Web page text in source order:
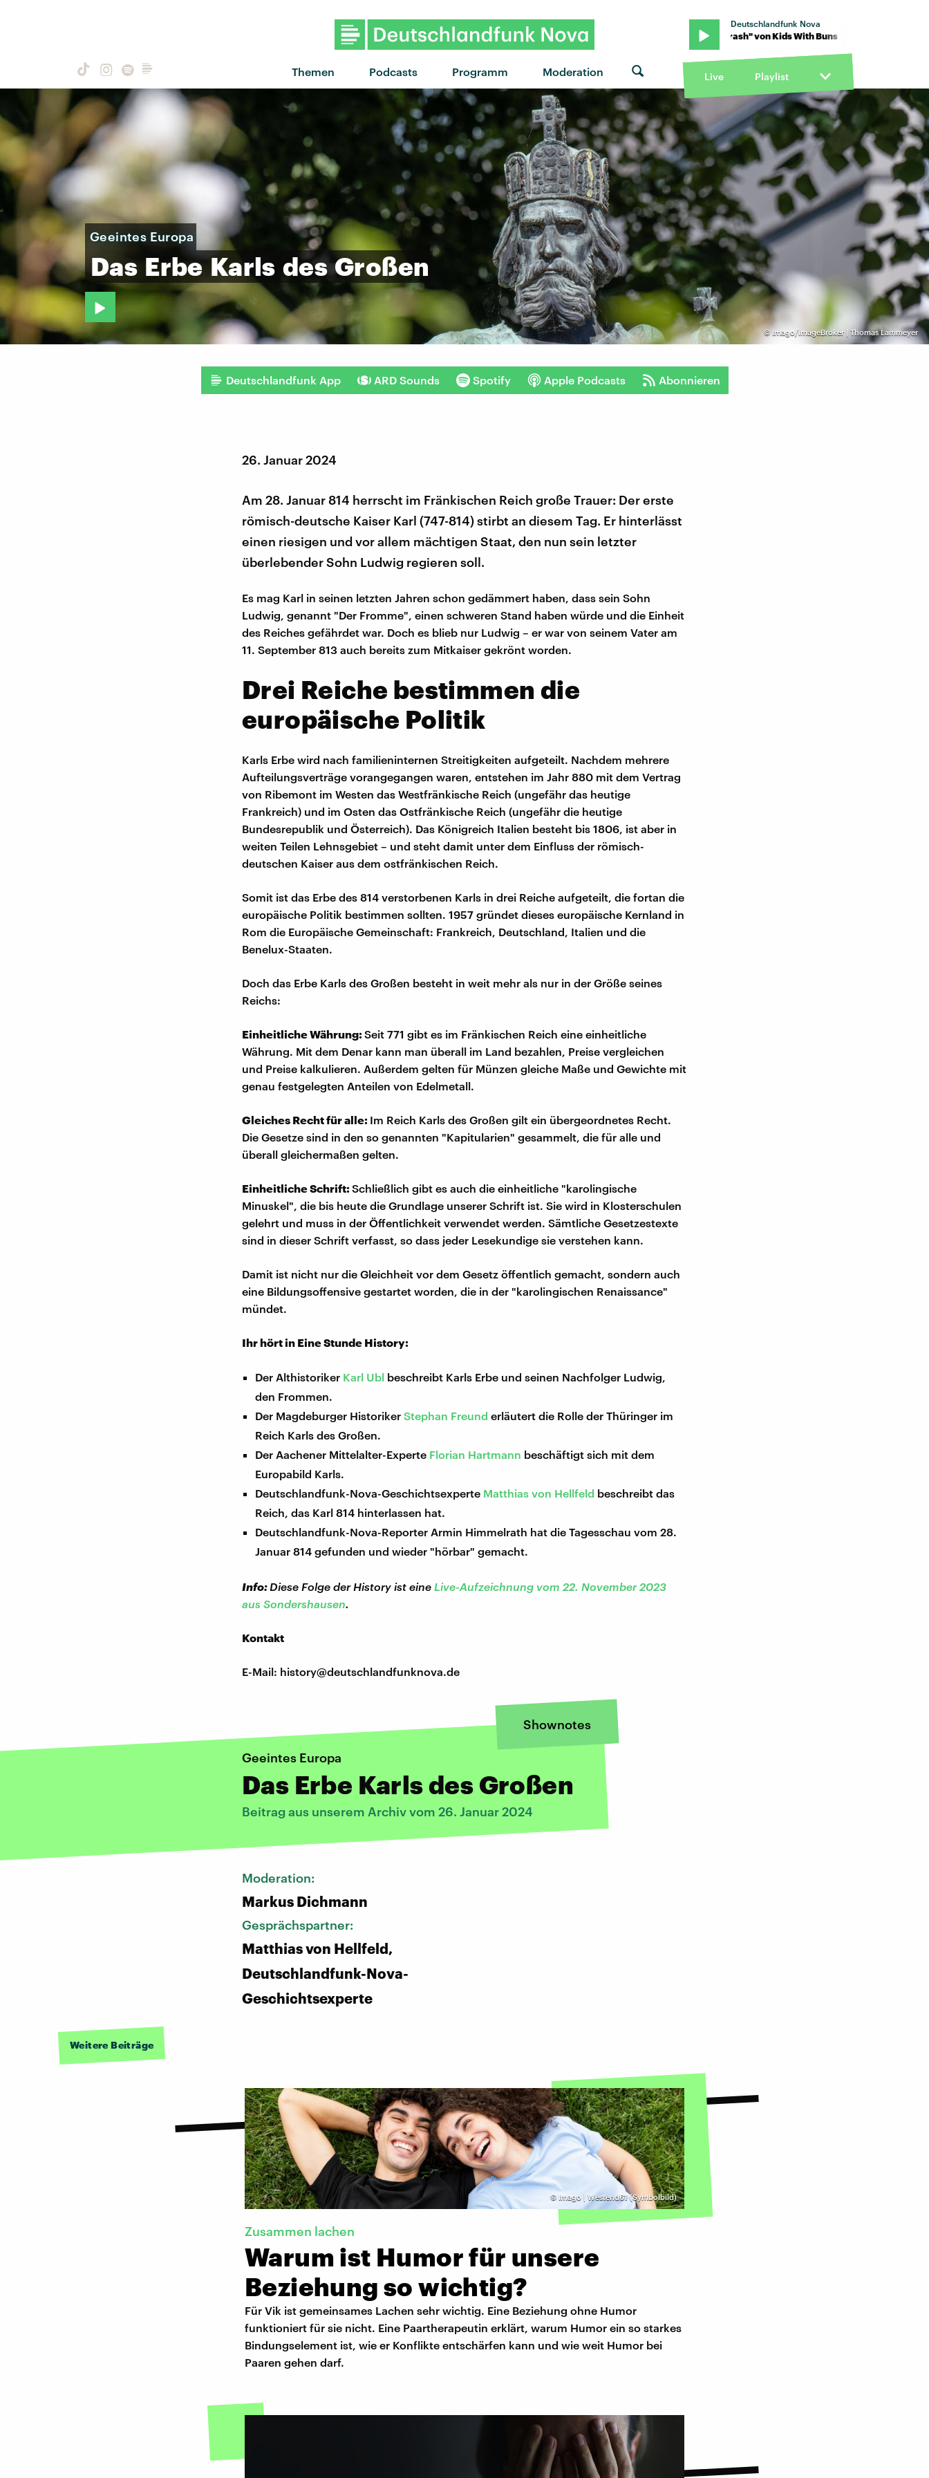
Themen Podcasts Programm Moderation
Deutschlandfunk Nova
"car crash" von Kids With Buns · "car crash" von Kids With Buns · "car crash" von Kids With Buns
Live Playlist
©Imago/imageBroker | Thomas Lammeyer
Geeintes Europa
Das Erbe Karls des Großen
Deutschlandfunk App ARD Sounds Spotify Apple Podcasts Abonnieren
26. Januar 2024
Am 28. Januar 814 herrscht im Fränkischen Reich große Trauer: Der erste
römisch-deutsche Kaiser Karl (747-814) stirbt an diesem Tag. Er hinterlässt
einen riesigen und vor allem mächtigen Staat, den nun sein letzter
überlebender Sohn Ludwig regieren soll.
Es mag Karl in seinen letzten Jahren schon gedämmert haben, dass sein Sohn
Ludwig, genannt "Der Fromme", einen schweren Stand haben würde und die Einheit
des Reiches gefährdet war. Doch es blieb nur Ludwig – er war von seinem Vater am
11. September 813 auch bereits zum Mitkaiser gekrönt worden.
Drei Reiche bestimmen die
europäische Politik
Karls Erbe wird nach familieninternen Streitigkeiten aufgeteilt. Nachdem mehrere
Aufteilungsverträge vorangegangen waren, entstehen im Jahr 880 mit dem Vertrag
von Ribemont im Westen das Westfränkische Reich (ungefähr das heutige
Frankreich) und im Osten das Ostfränkische Reich (ungefähr die heutige
Bundesrepublik und Österreich). Das Königreich Italien besteht bis 1806, ist aber in
weiten Teilen Lehnsgebiet – und steht damit unter dem Einfluss der römisch-
deutschen Kaiser aus dem ostfränkischen Reich.
Somit ist das Erbe des 814 verstorbenen Karls in drei Reiche aufgeteilt, die fortan die
europäische Politik bestimmen sollten. 1957 gründet dieses europäische Kernland in
Rom die Europäische Gemeinschaft: Frankreich, Deutschland, Italien und die
Benelux-Staaten.
Doch das Erbe Karls des Großen besteht in weit mehr als nur in der Größe seines
Reichs:
Einheitliche Währung:Seit 771 gibt es im Fränkischen Reich eine einheitliche
Währung. Mit dem Denar kann man überall im Land bezahlen, Preise vergleichen
und Preise kalkulieren. Außerdem gelten für Münzen gleiche Maße und Gewichte mit
genau festgelegten Anteilen von Edelmetall.
Gleiches Recht für alle: Im Reich Karls des Großen gilt ein übergeordnetes Recht.
Die Gesetze sind in den so genannten "Kapitularien" gesammelt, die für alle und
überall gleichermaßen gelten.
Einheitliche Schrift:Schließlich gibt es auch die einheitliche "karolingische
Minuskel", die bis heute die Grundlage unserer Schrift ist. Sie wird in Klosterschulen
gelehrt und muss in der Öffentlichkeit verwendet werden. Sämtliche Gesetzestexte
sind in dieser Schrift verfasst, so dass jeder Lesekundige sie verstehen kann.
Damit ist nicht nur die Gleichheit vor dem Gesetz öffentlich gemacht, sondern auch
eine Bildungsoffensive gestartet worden, die in der "karolingischen Renaissance"
mündet.
Ihr hört in Eine Stunde History:
Der Althistoriker Karl Ubl beschreibt Karls Erbe und seinen Nachfolger Ludwig,
den Frommen.
Der Magdeburger HistorikerStephan Freund erläutert die Rolle der Thüringer im
Reich Karls des Großen.
Der Aachener Mittelalter-Experte Florian Hartmann beschäftigt sich mit dem
Europabild Karls.
Deutschlandfunk-Nova-Geschichtsexperte Matthias von Hellfeld beschreibt das
Reich, das Karl 814 hinterlassen hat.
Deutschlandfunk-Nova-Reporter Armin Himmelrath hat die Tagesschau vom 28.
Januar 814 gefunden und wieder "hörbar" gemacht.
Info:Diese Folge der History ist eine Live-Aufzeichnung vom 22. November 2023
aus Sondershausen.
Kontakt
E-Mail: history@deutschlandfunknova.de
Shownotes
Geeintes Europa
Das Erbe Karls des Großen
Beitrag aus unserem Archiv vom 26. Januar 2024
Moderation:
Markus Dichmann
Gesprächspartner:
Matthias von Hellfeld,
Deutschlandfunk-Nova-
Geschichtsexperte
Weitere Beiträge
© Imago | Westend61 (Symbolbild)
Zusammen lachen
Warum ist Humor für unsere
Beziehung so wichtig?
Für Vik ist gemeinsames Lachen sehr wichtig. Eine Beziehung ohne Humor
funktioniert für sie nicht. Eine Paartherapeutin erklärt, warum Humor ein so starkes
Bindungselement ist, wie er Konflikte entschärfen kann und wie weit Humor bei
Paaren gehen darf.